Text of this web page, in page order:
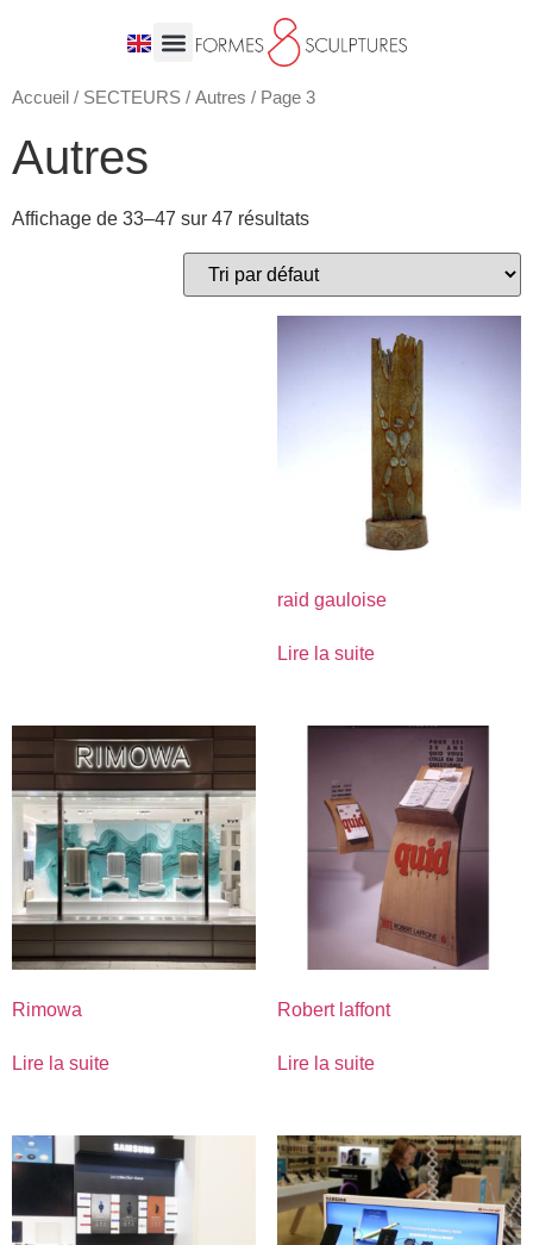
Accueil / SECTEURS / Autres / Page 3
Autres
Affichage de 33–47 sur 47 résultats
raid gauloise
Lire la suite
Rimowa
Lire la suite
Robert laffont
Lire la suite